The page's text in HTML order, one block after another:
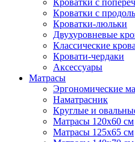
Кроватки с
Кроватки с
Кроватки-люльки
Двухуровневые
Классические
Кровати-чердаки
Аксессуары
Матрасы
Эргономические
Наматрасник
Круглые и
Матрасы 120х60 см
Матрасы 125х65 см